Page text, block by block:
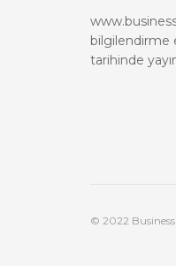
bilgilendirme
tarihinde
© 2022